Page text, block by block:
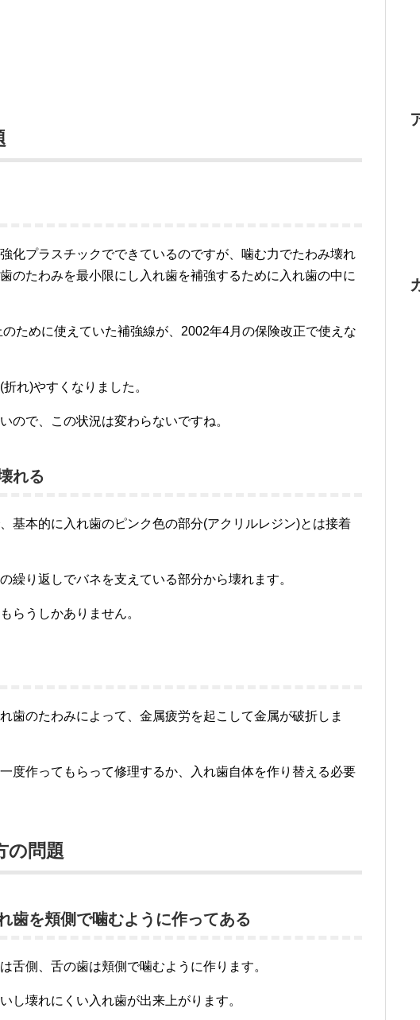
化プラスチックでできているのですが、噛む力でたわみ壊れ
のたわみを最小限にし入れ歯を補強するために入れ歯の中に
ために使えていた補強線が、2002年4月の保険改正で使えな
れ)やすくなりました。
ので、この状況は変わらないですね。
れる
基本的に入れ歯のピンク色の部分(アクリルレジン)とは接着
繰り返しでバネを支えている部分から壊れます。
らうしかありません。
歯のたわみによって、金属疲労を起こして金属が破折しま
度作ってもらって修理するか、入れ歯自体を作り替える必要
の問題
歯を頬側で噛むように作ってある
舌側、舌の歯は頬側で噛むように作ります。
し壊れにくい入れ歯が出来上がります。